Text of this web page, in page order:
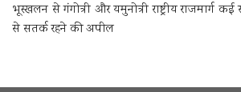
भूस्खलन से गंगोत्री और यमुनोत्री राष्ट्रीय राजमार्ग कई
से सतर्क रहने की अपील